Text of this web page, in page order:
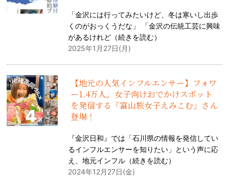
「金沢には行ってみたいけど、冬は寒いし出歩
くのがおっくうだな」 「金沢の伝統工芸に興味
があるけれど（続きを読む）
2025年1月27日(月)
【地元の人気インフルエンサー】フォワ
ー1.4万人。女子向けおでかけスポット
を発信する「富山旅女子えみこむ」さん
登場！
『金沢日和』では「石川県の情報を発信してい
るインフルエンサーを知りたい」という声に応
え、地元インフル（続きを読む）
2024年12月27日(金)